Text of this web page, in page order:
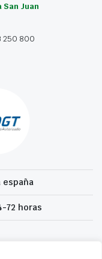
San Juan
250 800
españa
72 horas